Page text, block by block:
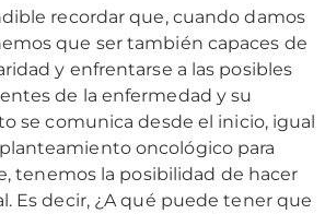
recordar que, cuando damos
que ser también capaces de
y enfrentarse a las posibles
de la enfermedad y su
se comunica desde el inicio, igual
oncológico para
tenemos la posibilidad de hacer
Es decir, ¿A qué puede tener que